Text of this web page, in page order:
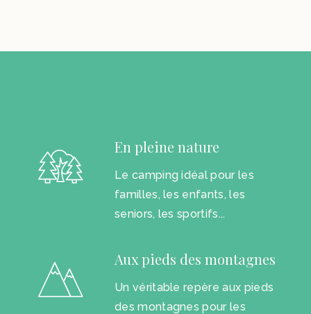
En pleine nature
Le camping idéal pour les
familles, les enfants, les
seniors, les sportifs...
Aux pieds des montagnes
Un véritable repère aux pieds
des montagnes pour les